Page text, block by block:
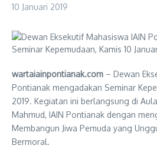
10 Januari 2019
wartaiainpontianak.com – Dewan
Pontianak mengadakan Seminar
2019. Kegiatan ini berlangsung di
Mahmud, IAIN Pontianak dengan
Membangun Jiwa Pemuda yang
Bermoral.